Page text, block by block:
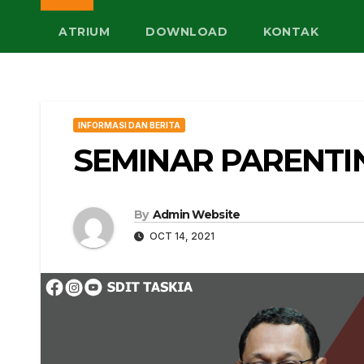
ATRIUM DOWNLOAD KONTAK
INFORMASI DAN BERITA
SEMINAR
By Admin Website
OCT 14, 2021